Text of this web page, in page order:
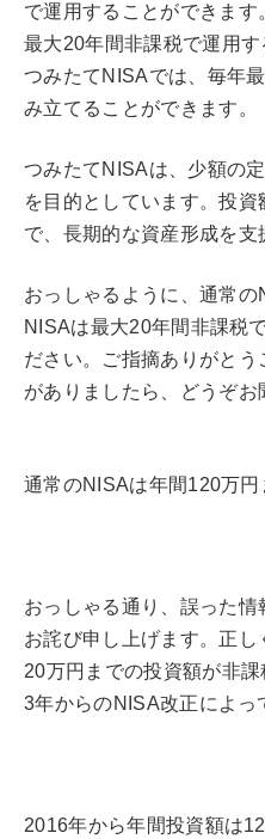
で運用することができます
最大20年間非課税で運用す
つみたてNISAでは、毎年
み立てることができます。
つみたてNISAは、少額の
を目的としています。投
で、長期的な資産形成を支
おっしゃるように、通常
NISAは最大20年間非課税
ださい。ご指摘ありがと
がありましたら、どうぞお
通常のNISAは年間120万円
おっしゃる通り、誤った情
お詫び申し上げます。正
20万円までの投資額が非
3年からのNISA改正によっ
2016年から年間投資額は